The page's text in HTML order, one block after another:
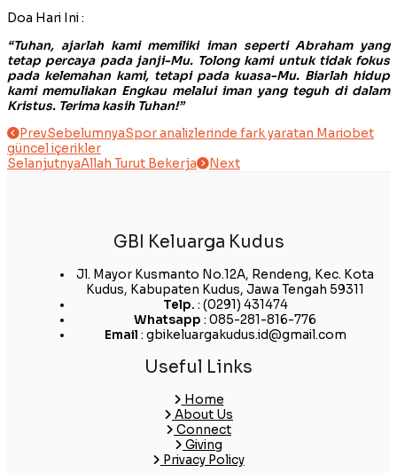
Doa Hari Ini :
“Tuhan, ajarlah kami memiliki iman seperti Abraham yang
tetap percaya pada janji-Mu. Tolong kami untuk tidak fokus
pada kelemahan kami, tetapi pada kuasa-Mu. Biarlah hidup
kami memuliakan Engkau melalui iman yang teguh di dalam
Kristus. Terima kasih Tuhan!”
PrevSebelumnyaSpor analizlerinde fark yaratan Mariobet
güncel içerikler
SelanjutnyaAllah Turut Bekerja Next
GBI Keluarga Kudus
Jl. Mayor Kusmanto No.12A, Rendeng, Kec. Kota
Kudus, Kabupaten Kudus, Jawa Tengah 59311
Telp. : (0291) 431474
Whatsapp : 085-281-816-776
Email : gbikeluargakudus.id@gmail.com
Useful Links
Home
About Us
Connect
Giving
Privacy Policy